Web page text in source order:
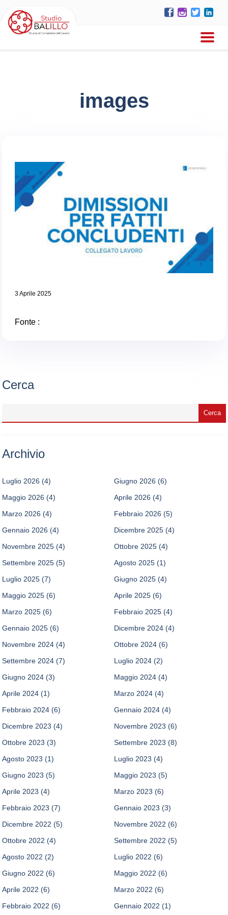
images
3 Aprile 2025
Fonte :
Cerca
Archivio
Luglio 2026 (4) Giugno 2026 (6)
Maggio 2026 (4) Aprile 2026 (4)
Marzo 2026 (4) Febbraio 2026 (5)
Gennaio 2026 (4) Dicembre 2025 (4)
Novembre 2025 (4) Ottobre 2025 (4)
Settembre 2025 (5) Agosto 2025 (1)
Luglio 2025 (7) Giugno 2025 (4)
Maggio 2025 (6) Aprile 2025 (6)
Marzo 2025 (6) Febbraio 2025 (4)
Gennaio 2025 (6) Dicembre 2024 (4)
Novembre 2024 (4) Ottobre 2024 (6)
Settembre 2024 (7) Luglio 2024 (2)
Giugno 2024 (3) Maggio 2024 (4)
Aprile 2024 (1) Marzo 2024 (4)
Febbraio 2024 (6) Gennaio 2024 (4)
Dicembre 2023 (4) Novembre 2023 (6)
Ottobre 2023 (3) Settembre 2023 (8)
Agosto 2023 (1) Luglio 2023 (4)
Giugno 2023 (5) Maggio 2023 (5)
Aprile 2023 (4) Marzo 2023 (6)
Febbraio 2023 (7) Gennaio 2023 (3)
Dicembre 2022 (5) Novembre 2022 (6)
Ottobre 2022 (4) Settembre 2022 (5)
Agosto 2022 (2) Luglio 2022 (6)
Giugno 2022 (6) Maggio 2022 (6)
Aprile 2022 (6) Marzo 2022 (6)
Febbraio 2022 (6) Gennaio 2022 (1)